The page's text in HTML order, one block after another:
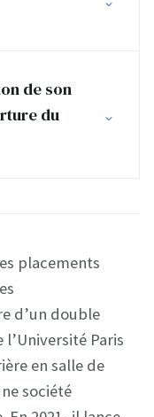
de son
du
placements
d’un double
l’Université Paris
en salle de
société